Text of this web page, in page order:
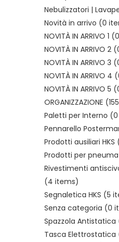
Nebulizzatori |
Novità in arrivo (0
NOVITÀ IN ARRIVO 1
NOVITÀ IN ARRIVO 2
NOVITÀ IN ARRIVO 3
NOVITÀ IN ARRIVO 4
NOVITÀ IN ARRIVO 5
ORGANIZZAZIONE
Paletti per Interno
Pennarello
Prodotti ausiliari HKS
Prodotti per
Rivestimenti
(4 items)
Segnaletica HKS (5
Senza categoria (0
Spazzola Antistatica
Tasca Elettrostatica